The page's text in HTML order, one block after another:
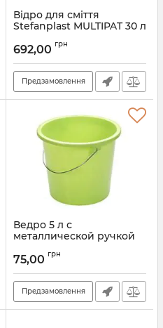
Відро для сміття
Stefanplast MULTIPAT 30 л
Артикул: 70212
692,00 грн
Предзамовлення
Ведро 5 л с
металлической ручкой
75,00 грн
Предзамовлення